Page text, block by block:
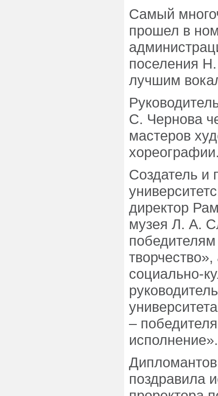
Самый
прошел в
поселения
лучшим
С. Чернова
мастеров
Создатель и
директор
музея Л. А.
творчество»,
социально-
–
исполнение».
поздравила